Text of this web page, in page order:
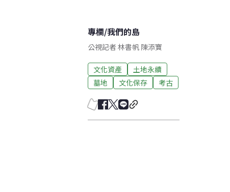
專欄/我們的島
公視記者 林書帆 陳添寶
文化資產
土地永續
墓地
文化保存 考古